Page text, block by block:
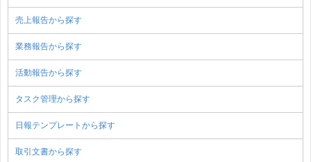
売上報告から探す
業務報告から探す
活動報告から探す
タスク管理から探す
日報テンプレートから探す
取引文書から探す